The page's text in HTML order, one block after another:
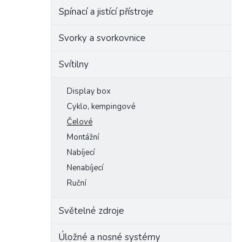
Spínací a jistící přístroje
Svorky a svorkovnice
Svítilny
Display box
Cyklo, kempingové
Čelové
Montážní
Nabíjecí
Nenabíjecí
Ruční
Světelné zdroje
Úložné a nosné systémy